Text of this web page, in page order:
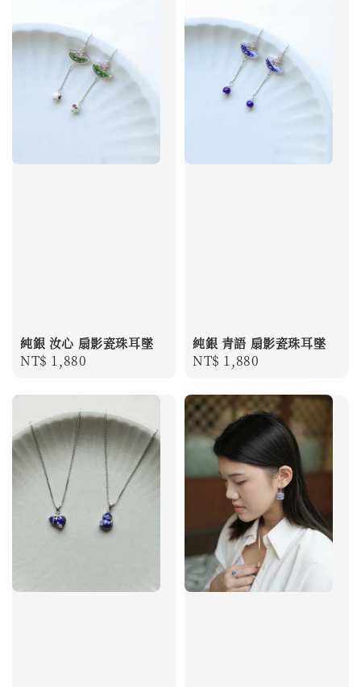
純銀 汝心 扇影瓷珠耳墜
Regular
NT$ 1,880
純銀 青語 扇影瓷珠耳墜
Regular
NT$ 1,880